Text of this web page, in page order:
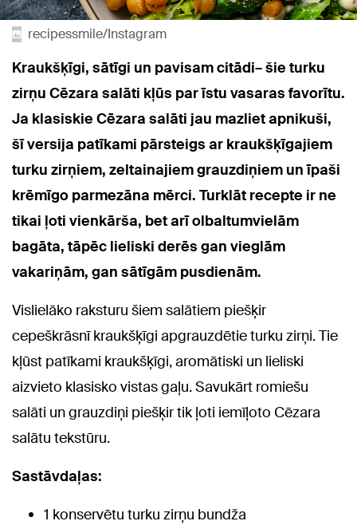
recipessmile/Instagram
Kraukšķīgi, sātīgi un pavisam citādi– šie turku
zirņu Cēzara salāti kļūs par īstu vasaras favorītu.
Ja klasiskie Cēzara salāti jau mazliet apnikuši,
šī versija patīkami pārsteigs ar kraukšķīgajiem
turku zirņiem, zeltainajiem grauzdiņiem un īpaši
krēmīgo parmezāna mērci. Turklāt recepte ir ne
tikai ļoti vienkārša, bet arī olbaltumvielām
bagāta, tāpēc lieliski derēs gan vieglām
vakariņām, gan sātīgām pusdienām.
Vislielāko raksturu šiem salātiem piešķir
cepeškrāsnī kraukšķīgi apgrauzdētie turku zirņi. Tie
kļūst patīkami kraukšķīgi, aromātiski un lieliski
aizvieto klasisko vistas gaļu. Savukārt romiešu
salāti un grauzdiņi piešķir tik ļoti iemīļoto Cēzara
salātu tekstūru.
Sastāvdaļas:
1 konservētu turku zirņu bundža